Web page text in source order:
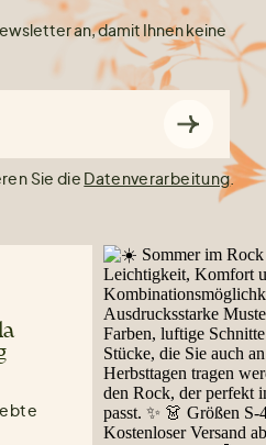
an, damit Ihnen keine
Sie die Datenverarbeitung.